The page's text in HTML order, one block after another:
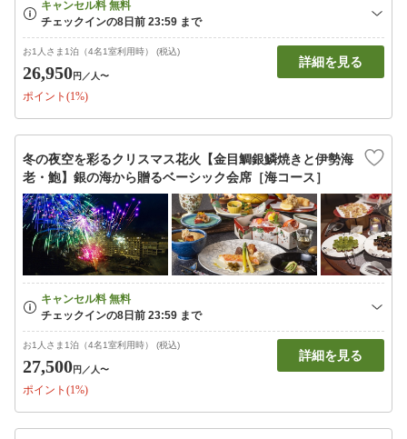
お1人さま1泊（4名1室利用時） (税込)
26,950円 ／人〜
ポイント(1%)
詳細を見る
冬の夜空を彩るクリスマス花火【金目鯛銀鱗焼きと伊勢海
老・鮑】銀の海から贈るベーシック会席［海コース］
お1人さま1泊（4名1室利用時） (税込)
27,500円 ／人〜
ポイント(1%)
詳細を見る